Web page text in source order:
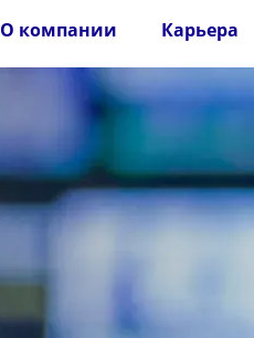
О компании Карьера